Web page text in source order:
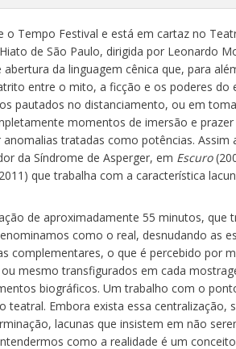
Tempo Festival e está em cartaz no
de São Paulo, dirigida por Leonardo
da linguagem cênica que, para
entre o mito, a ficção e os poderes do
pautados no distanciamento, ou em
momentos de imersão e
tratadas como potências. Assim
da Síndrome de Asperger, em Escuro
que trabalha com a característica
de aproximadamente 55 minutos, que
como o real, desnudando as
complementares, o que é percebido por
mesmo transfigurados em cada
biográficos. Um trabalho com o
Embora exista essa centralização,
lacunas que insistem em não
como a realidade é um